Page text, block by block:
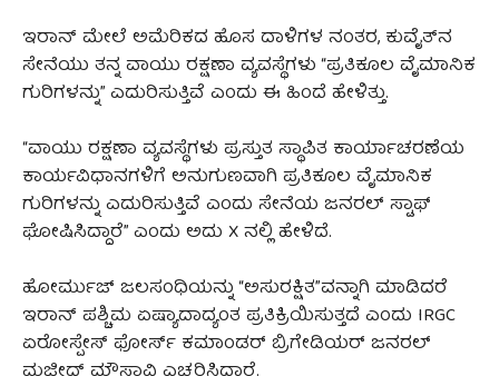
ಇರಾನ್ ಮೇಲೆ ಅಮೆರಿಕದ ಹೊಸ ದಾಳಿಗಳ ನಂತರ, ಕುವೈತ್‌ನ
ಸೇನೆಯು ತನ್ನ ವಾಯು ರಕ್ಷಣಾ ವ್ಯವಸ್ಥೆಗಳು “ಪ್ರತಿಕೂಲ ವೈಮಾನಿಕ
ಗುರಿಗಳನ್ನು” ಎದುರಿಸುತ್ತಿವೆ ಎಂದು ಈ ಹಿಂದೆ ಹೇಳಿತ್ತು.
“ವಾಯು ರಕ್ಷಣಾ ವ್ಯವಸ್ಥೆಗಳು ಪ್ರಸ್ತುತ ಸ್ಥಾಪಿತ ಕಾರ್ಯಾಚರಣೆಯ
ಕಾರ್ಯವಿಧಾನಗಳಿಗೆ ಅನುಗುಣವಾಗಿ ಪ್ರತಿಕೂಲ ವೈಮಾನಿಕ
ಗುರಿಗಳನ್ನು ಎದುರಿಸುತ್ತಿವೆ ಎಂದು ಸೇನೆಯ ಜನರಲ್ ಸ್ಟಾಫ್
ಘೋಷಿಸಿದ್ದಾರೆ” ಎಂದು ಅದು X ನಲ್ಲಿ ಹೇಳಿದೆ.
ಹೋರ್ಮುಜ್ ಜಲಸಂಧಿಯನ್ನು “ಅಸುರಕ್ಷಿತ”ವನ್ನಾಗಿ ಮಾಡಿದರೆ
ಇರಾನ್ ಪಶ್ಚಿಮ ಏಷ್ಯಾದಾದ್ಯಂತ ಪ್ರತಿಕ್ರಿಯಿಸುತ್ತದೆ ಎಂದು IRGC
ಏರೋಸ್ಪೇಸ್ ಫೋರ್ಸ್ ಕಮಾಂಡರ್ ಬ್ರಿಗೇಡಿಯರ್ ಜನರಲ್